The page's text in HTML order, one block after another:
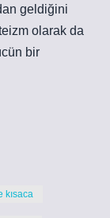
geldiğini
olarak da
bir
kısaca